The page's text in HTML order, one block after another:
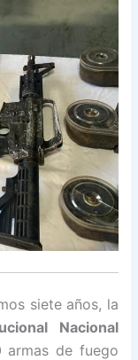
siete años, la
Nacional
armas de fuego